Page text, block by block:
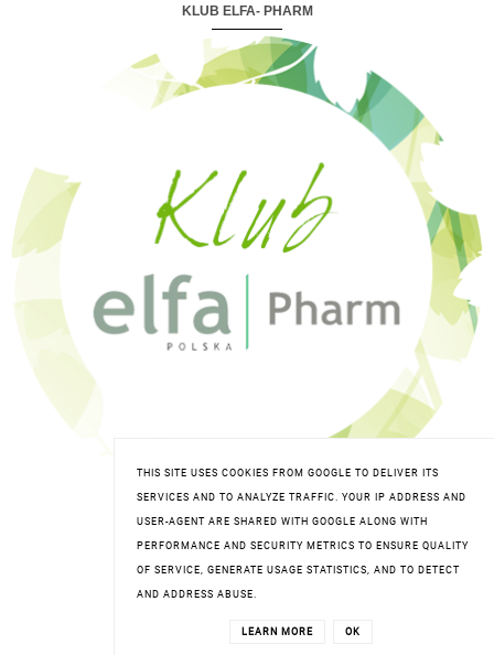
KLUB ELFA- PHARM
THIS SITE USES COOKIES FROM GOOGLE TO DELIVER ITS
SERVICES AND TO ANALYZE TRAFFIC. YOUR IP ADDRESS AND
USER-AGENT ARE SHARED WITH GOOGLE ALONG WITH
PERFORMANCE AND SECURITY METRICS TO ENSURE QUALITY
OF SERVICE, GENERATE USAGE STATISTICS, AND TO DETECT
AND ADDRESS ABUSE.
LEARN MORE OK